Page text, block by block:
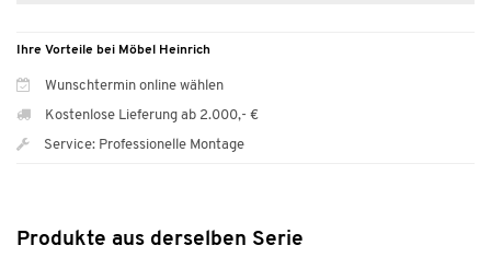
Ihre Vorteile bei Möbel Heinrich
Wunschtermin online wählen
Kostenlose Lieferung ab 2.000,- €
Service: Professionelle Montage
Produkte aus derselben Serie